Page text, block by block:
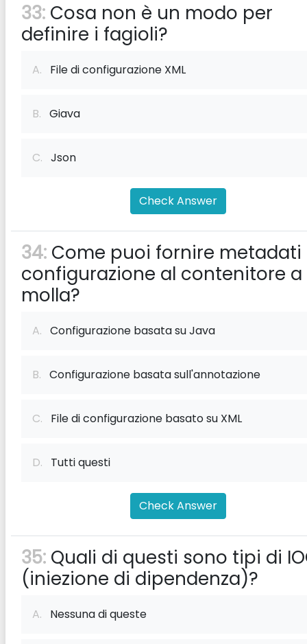
33: Cosa non è un modo per
definire i fagioli?
A. File di configurazione XML
B. Giava
C. Json
Check Answer
34: Come puoi fornire metadati
configurazione al contenitore a
molla?
A. Configurazione basata su Java
B. Configurazione basata sull'annotazione
C. File di configurazione basato su XML
D. Tutti questi
Check Answer
35: Quali di questi sono tipi di
(iniezione di dipendenza)?
A. Nessuna di queste